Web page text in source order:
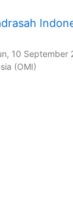
10 September
(OMI)